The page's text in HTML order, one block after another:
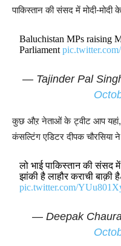
पाकिस्तान की संसद में मोदी-मोदी
Baluchistan MPs raising
Parliament
— Tajinder Pal
कुछ औऱ नेताओं के ट्वीट आप
कंसल्टिंग एडिटर दीपक चौरसिया ने
लो भाई पाकिस्तान की संसद
झांकी है लाहौर कराची बाक़ी
pic.twitter.com/
— Deepak